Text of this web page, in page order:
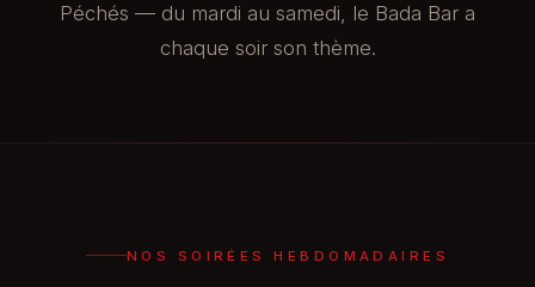
Péchés — du mardi au samedi, le Bada Bar a
chaque soir son thème.
NOS SOIRÉES HEBDOMADAIRES